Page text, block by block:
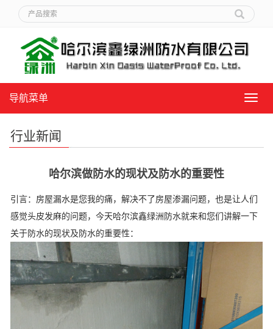
导
导航菜单
行业新闻
哈尔滨做防水的现状及防水的重要性
引言：房屋漏水是您我的痛，解决不了房屋渗漏问题，也是让人们
感觉头皮发麻的问题，今天哈尔滨鑫绿洲防水就来和您们讲解一下
关于防水的现状及防水的重要性：